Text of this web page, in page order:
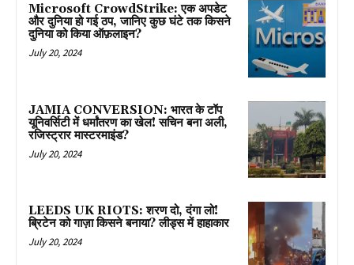
Microsoft CrowdStrike: एक अपडेट
और दुनिया हो गई ठप, जानिए कुछ घंटे तक किसने
दुनिया को किया ऑफ़लाइन?
July 20, 2024
JAMIA CONVERSION: भारत के टॉप
यूनिवर्सिटी में धर्मांतरण का खेल! सचिन बना अली,
रजिस्ट्रार मास्टरमाइंड?
July 20, 2024
LEEDS UK RIOTS: शरण दो, दंगा लो!
ब्रिटेन को गाज़ा किसने बनाया? लीड्स में हाहाकार
July 20, 2024